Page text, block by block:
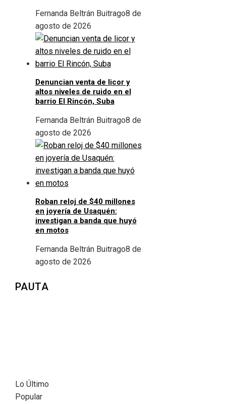
Fernanda Beltrán Buitrago8 de
agosto de 2026
Denuncian venta de licor y
altos niveles de ruido en el
barrio El Rincón, Suba
Fernanda Beltrán Buitrago8 de
agosto de 2026
Roban reloj de $40 millones
en joyería de Usaquén:
investigan a banda que huyó
en motos
Fernanda Beltrán Buitrago8 de
agosto de 2026
PAUTA
Lo Último
Popular